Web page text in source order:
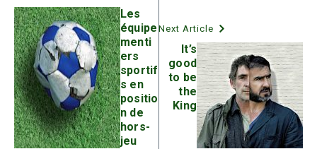
Les
équipe
menti
ers
sportif
s en
positio
n de
hors-
jeu
Next Article
It’s
good
to be
the
King